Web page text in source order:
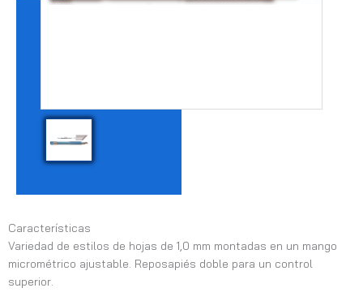
Características
Variedad de estilos de hojas de 1,0 mm montadas en un mango
micrométrico ajustable. Reposapiés doble para un control
superior.